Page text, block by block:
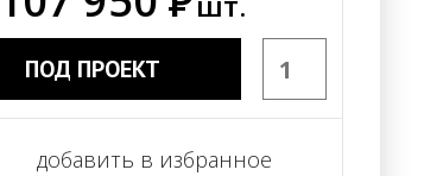
ПОД ПРОЕКТ
добавить в избранное